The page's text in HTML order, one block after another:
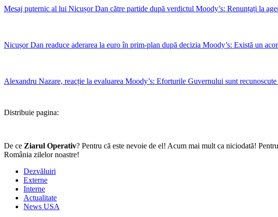
Mesaj puternic al lui Nicușor Dan către partide după verdictul Moody’s: Renunțați la
Nicușor Dan readuce aderarea la euro în prim-plan după decizia Moody’s: Există un
Alexandru Nazare, reacție la evaluarea Moody’s: Eforturile Guvernului sunt
Distribuie pagina:
De ce Ziarul Operativ? Pentru că este nevoie de el! Acum mai mult ca niciodată!
România zilelor noastre!
Dezvăluiri
Externe
Interne
Actualitate
News USA